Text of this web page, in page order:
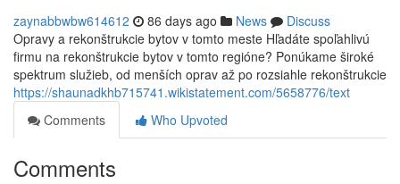
zaynabbwbw614612 86 days ago News
Discuss
Opravy a rekonštrukcie bytov v tomto meste Hľadáte spoľahlivú
firmu na rekonštrukcie bytov v tomto regióne? Ponúkame široké
spektrum služieb, od menších oprav až po rozsiahle rekonštrukcie
https://shaunadkhb715741.wikistatement.com/5658776/text
Comments
Who Upvoted
Comments